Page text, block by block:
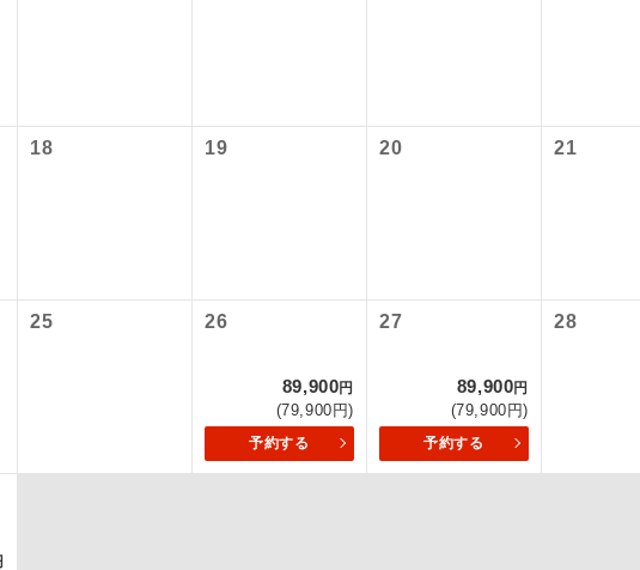
18 19 20 21
25 26
89,900円
(79,900円)
予約する
27
89,900円
(79,900円)
予約する
28
温泉地にも宿泊するコースです。
ご宿泊ホテルに大浴場が付いています。
全てのお食事が付いていますので、お食事の心配はいりませ
食